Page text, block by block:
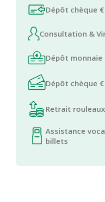
Dépôt chèque €
Consultation &
Dépôt
Dépôt chèque
Retrait
Assistance
billets